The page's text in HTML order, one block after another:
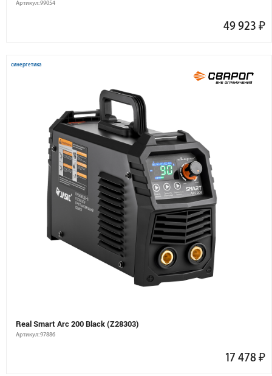
Артикул: 99054
49 923 ₽
синергетика
Real Smart Arc 200 Black (Z28303)
Артикул: 97886
17 478₽